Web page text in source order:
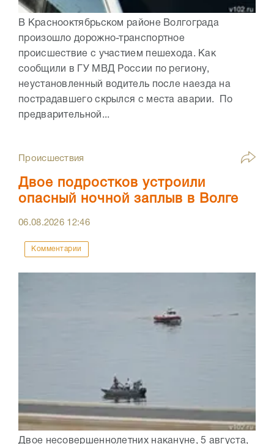
В Краснооктябрьском районе Волгограда
произошло дорожно-транспортное
происшествие с участием пешехода. Как
сообщили в ГУ МВД России по региону,
неустановленный водитель после наезда на
пострадавшего скрылся с места аварии. По
предварительной...
Происшествия
Двое подростков устроили
опасный ночной заплыв в Волге
06.08.2026 12:46
Комментарии
Двое несовершеннолетних накануне, 5 августа,